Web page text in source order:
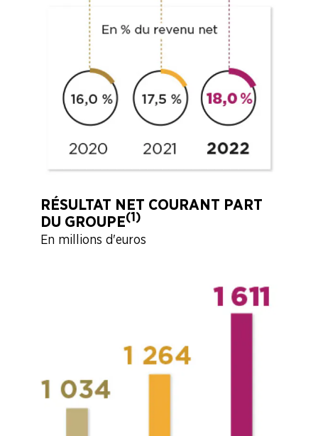
RÉSULTAT NET COURANT PART
DU GROUPE(1)
En millions d'euros